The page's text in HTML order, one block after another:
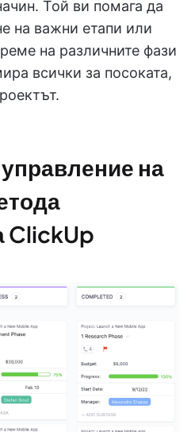
Той ви помага да
на важни етапи или
на различните фази
всички за посоката,
на
ClickUp